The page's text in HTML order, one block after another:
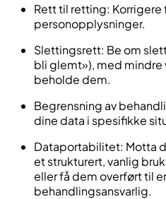
Rett til retting:
personopplysninger.
Slettingsrett: Be om
bli glemt»), med mindre
beholde dem.
Begrensning av
dine data i spesifikke
Dataportabilitet: Motta
et strukturert, vanlig
eller få dem overført til
behandlingsansvarlig.